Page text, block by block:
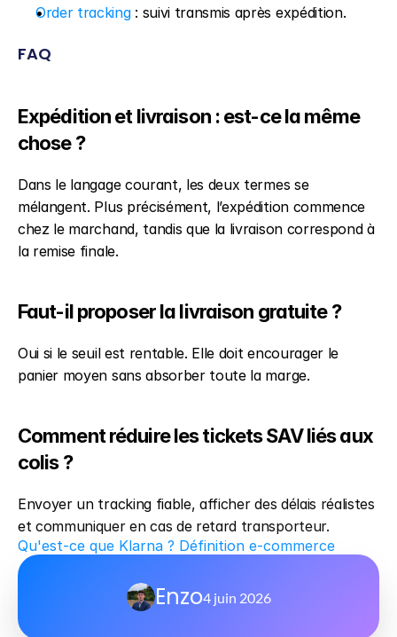
Order tracking : suivi transmis après expédition.
FAQ
Expédition et livraison : est-ce la même
chose ?
Dans le langage courant, les deux termes se
mélangent. Plus précisément, l’expédition commence
chez le marchand, tandis que la livraison correspond à
la remise finale.
Faut-il proposer la livraison gratuite ?
Oui si le seuil est rentable. Elle doit encourager le
panier moyen sans absorber toute la marge.
Comment réduire les tickets SAV liés aux
colis ?
Envoyer un tracking fiable, afficher des délais réalistes
et communiquer en cas de retard transporteur.
Qu'est-ce que Klarna ? Définition e-commerce
Enzo4 juin 2026